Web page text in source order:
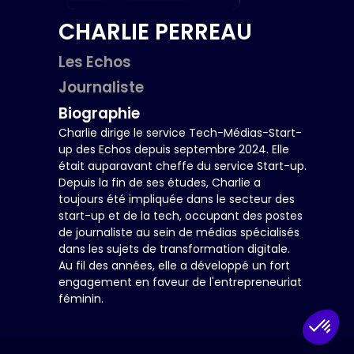
CHARLIE PERREAU
Les Echos
Journaliste
Biographie
Charlie dirige le service Tech-Médias-Start-
up des Echos depuis septembre 2024. Elle
était auparavant cheffe du service Start-up.
Depuis la fin de ses études, Charlie a
toujours été impliquée dans le secteur des
start-up et de la tech, occupant des postes
de journaliste au sein de médias spécialisés
dans les sujets de transformation digitale.
Au fil des années, elle a développé un fort
engagement en faveur de l'entrepreneuriat
féminin.